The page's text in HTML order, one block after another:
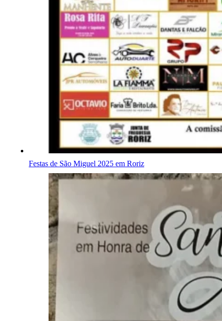
Festas de São Miguel 2025 em Roriz